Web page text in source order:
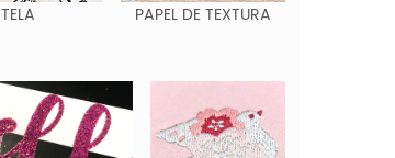
TELA PAPEL DE TEXTURA